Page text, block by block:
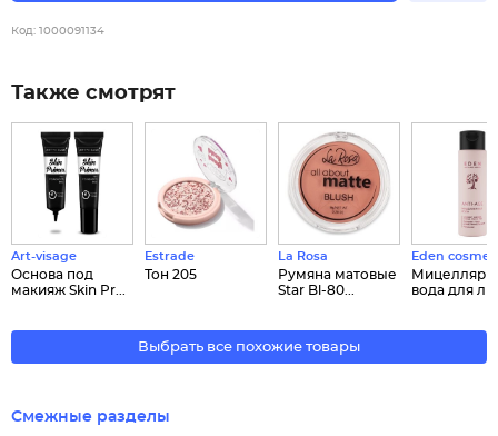
Код: 1000091134
Также смотрят
Art-visage
Основа под
макияж Skin Pr...
Estrade
Тон 205
La Rosa
Румяна матовые
Star Bl-80...
Eden
вода для
Выбрать все похожие товары
Смежные разделы